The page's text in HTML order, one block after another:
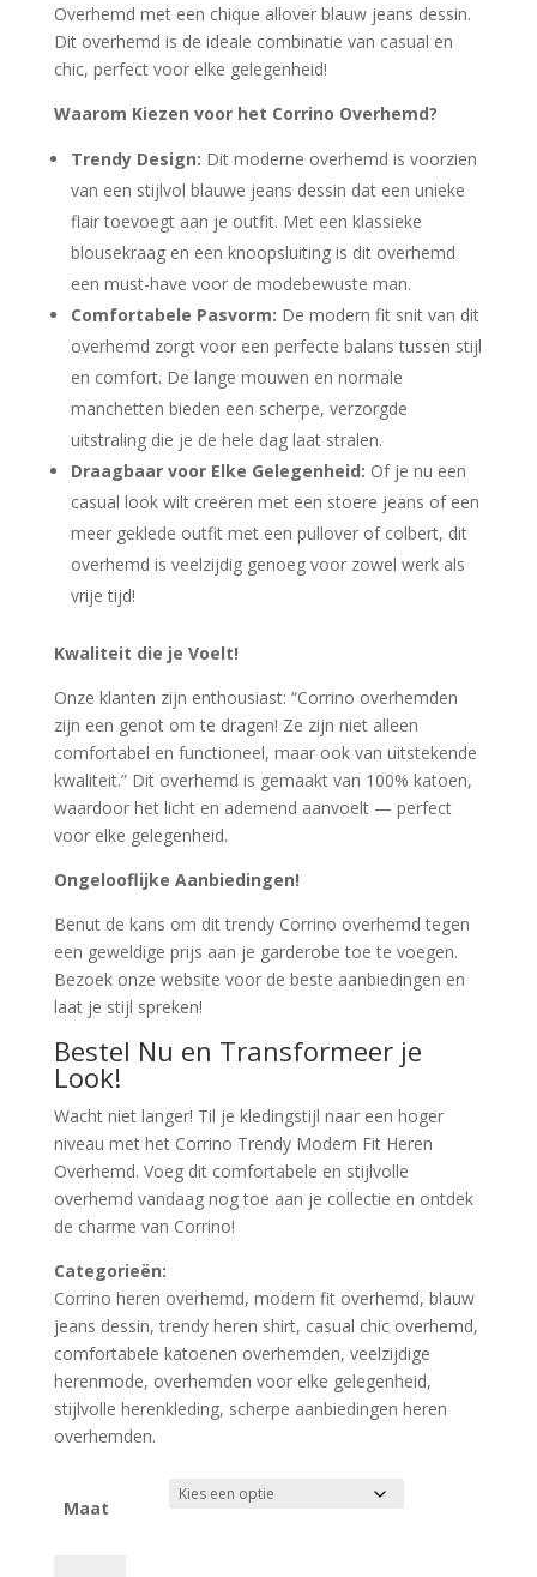
Overhemd met een chique allover blauw jeans dessin.
Dit overhemd is de ideale combinatie van casual en
chic, perfect voor elke gelegenheid!
Waarom Kiezen voor het Corrino Overhemd?
Trendy Design: Dit moderne overhemd is voorzien
van een stijlvol blauwe jeans dessin dat een unieke
flair toevoegt aan je outfit. Met een klassieke
blousekraag en een knoopsluiting is dit overhemd
een must-have voor de modebewuste man.
Comfortabele Pasvorm: De modern fit snit van dit
overhemd zorgt voor een perfecte balans tussen stijl
en comfort. De lange mouwen en normale
manchetten bieden een scherpe, verzorgde
uitstraling die je de hele dag laat stralen.
Draagbaar voor Elke Gelegenheid: Of je nu een
casual look wilt creëren met een stoere jeans of een
meer geklede outfit met een pullover of colbert, dit
overhemd is veelzijdig genoeg voor zowel werk als
vrije tijd!
Kwaliteit die je Voelt!
Onze klanten zijn enthousiast: “Corrino overhemden
zijn een genot om te dragen! Ze zijn niet alleen
comfortabel en functioneel, maar ook van uitstekende
kwaliteit.” Dit overhemd is gemaakt van 100% katoen,
waardoor het licht en ademend aanvoelt — perfect
voor elke gelegenheid.
Ongelooflijke Aanbiedingen!
Benut de kans om dit trendy Corrino overhemd tegen
een geweldige prijs aan je garderobe toe te voegen.
Bezoek onze website voor de beste aanbiedingen en
laat je stijl spreken!
Bestel Nu en Transformeer je
Look!
Wacht niet langer! Til je kledingstijl naar een hoger
niveau met het Corrino Trendy Modern Fit Heren
Overhemd. Voeg dit comfortabele en stijlvolle
overhemd vandaag nog toe aan je collectie en ontdek
de charme van Corrino!
Categorieën:
Corrino heren overhemd, modern fit overhemd, blauw
jeans dessin, trendy heren shirt, casual chic overhemd,
comfortabele katoenen overhemden, veelzijdige
herenmode, overhemden voor elke gelegenheid,
stijlvolle herenkleding, scherpe aanbiedingen heren
overhemden.
Maat